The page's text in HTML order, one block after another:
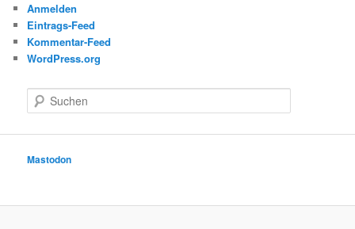
Anmelden
Eintrags-Feed
Kommentar-Feed
WordPress.org
u
e
Mastodon